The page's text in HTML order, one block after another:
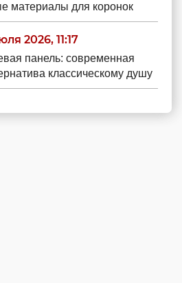
материалы для коронок
2026, 11:17
панель: современная
классическому душу